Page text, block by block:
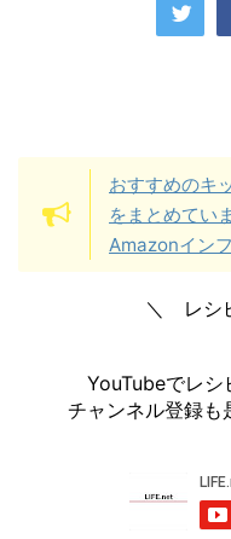
おすすめのキ
をまとめてい
Amazonイン
＼ レシ
YouTubeでレシ
チャンネル登録も